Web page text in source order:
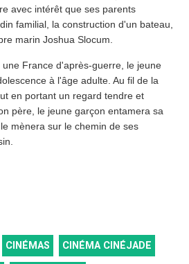
avec intérêt que ses parents
familial, la construction d'un bateau,
marin Joshua Slocum.
France d'après-guerre, le jeune
à l'âge adulte. Au fil de la
en portant un regard tendre et
père, le jeune garçon entamera sa
mènera sur le chemin de ses
CINÉMAS
CINÉMA CINÉJADE